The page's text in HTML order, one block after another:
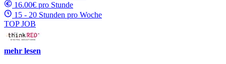
16.00€ pro Stunde
15 - 20 Stunden pro Woche
TOP JOB
mehr lesen